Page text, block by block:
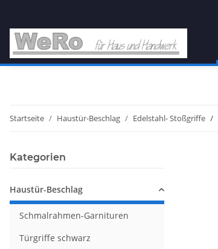
Startseite Haustür-Beschlag Edelstahl- Stoßgriffe
Kategorien
Haustür-Beschlag
Schmalrahmen-Garnituren
Türgriffe schwarz